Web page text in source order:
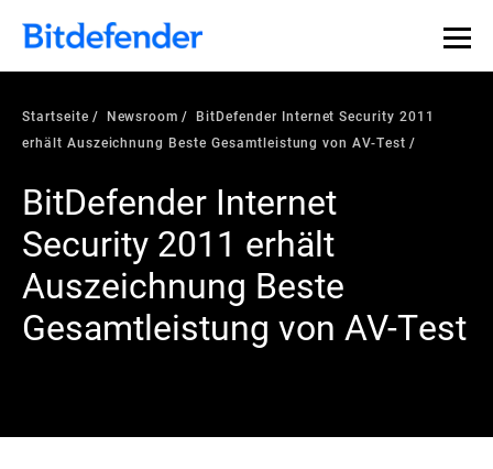
Startseite Newsroom
BitDefender Internet Security 2011
erhält Auszeichnung Beste Gesamtleistung von AV-Test
BitDefender Internet
Security 2011 erhält
Auszeichnung Beste
Gesamtleistung von AV-Test